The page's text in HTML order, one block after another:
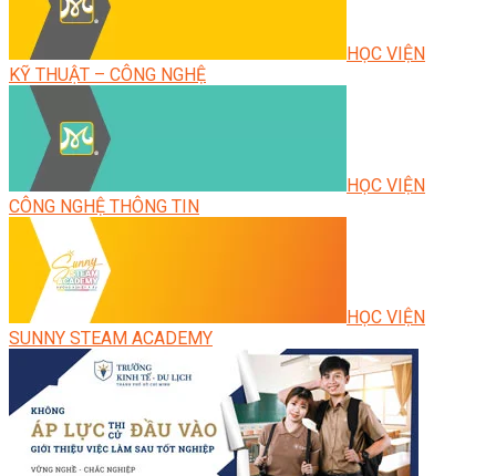
HỌC VIỆN
KỸ THUẬT – CÔNG NGHỆ
HỌC VIỆN
CÔNG NGHỆ THÔNG TIN
HỌC VIỆN
SUNNY STEAM ACADEMY